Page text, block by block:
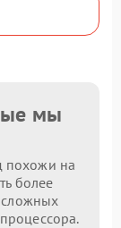
мы
похожи на
более